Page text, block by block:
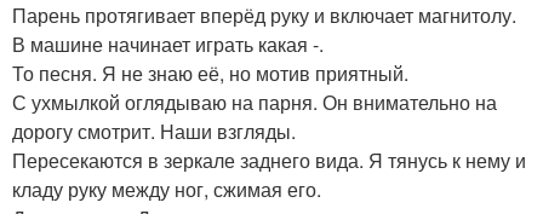
Парень протягивает вперёд руку и включает магнитолу.
В машине начинает играть какая -.
То песня. Я не знаю её, но мотив приятный.
С ухмылкой оглядываю на парня. Он внимательно на
дорогу смотрит. Наши взгляды.
Пересекаются в зеркале заднего вида. Я тянусь к нему и
кладу руку между ног, сжимая его.